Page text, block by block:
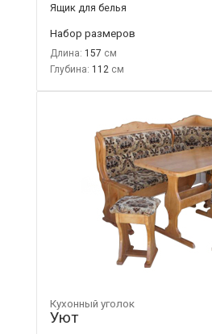
Ящик для белья
Набор размеров
Длина: 157
Глубина: 112
Кухонный уголок
Уют